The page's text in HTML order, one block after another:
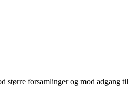
større forsamlinger og mod